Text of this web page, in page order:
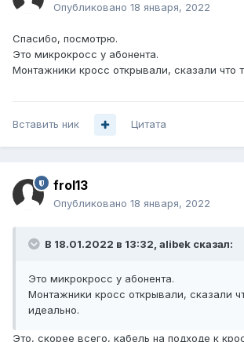
Опубликовано 18 января, 2022
Спасибо, посмотрю.
Это микрокросс у абонента.
Монтажники кросс открывали, сказали что
Вставить ник Цитата
frol13
Опубликовано 18 января, 2022
В 18.01.2022 в 13:32, alibek сказал:
Это микрокросс у абонента.
Монтажники кросс открывали, сказали
идеально.
Это, скорее всего, кабель на подходе к